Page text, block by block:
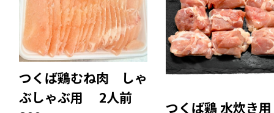
つくば鶏むね肉 しゃ
ぶしゃぶ用 2人前
つくば鶏 水炊き